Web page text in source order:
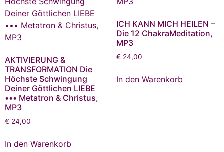
AKTIVIERUNG &
TRANSFORMATION Die
Höchste Schwingung
Deiner Göttlichen LIEBE
••• Metatron & Christus,
MP3
€ 24,00
In den Warenkorb
ICH KANN MICH HEILEN –
Die 12 ChakraMeditation,
MP3
€ 24,00
In den Warenkorb